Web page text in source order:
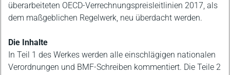
überarbeiteten OECD-Verrechnungspreisleitlinien 2017, als
dem maßgeblichen Regelwerk, neu überdacht werden.
Die Inhalte
In Teil 1 des Werkes werden alle einschlägigen nationalen
Verordnungen und BMF-Schreiben kommentiert. Die Teile 2